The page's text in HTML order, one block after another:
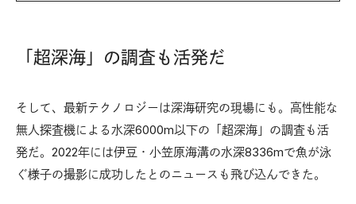
「超深海」の調査も活発だ
そして、最新テクノロジーは深海研究の現場にも。高性能な
無人探査機による水深6000m以下の「超深海」の調査も活
発だ。2022年には伊豆・小笠原海溝の水深8336mで魚が泳
ぐ様子の撮影に成功したとのニュースも飛び込んできた。